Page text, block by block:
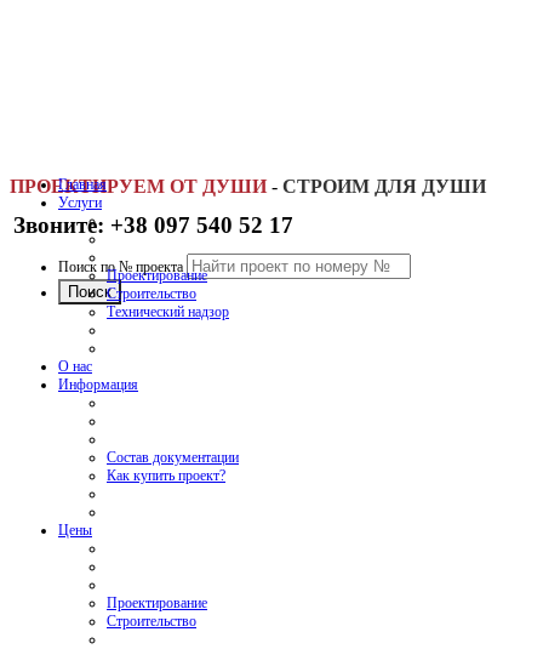
ПРОЕКТИРУЕМ ОТ ДУШИ - СТРОИМ ДЛЯ ДУШИ
Звоните: +38 097 540 52 17
Поиск по № проекта
Главная
Услуги
Проектирование
Строительство
Технический надзор
О нас
Информация
Состав документации
Как купить проект?
Цены
Проектирование
Строительство